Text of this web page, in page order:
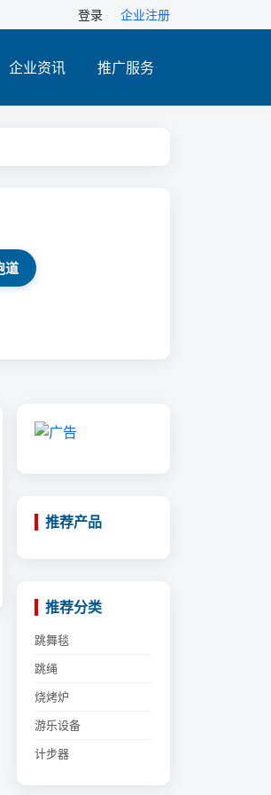
登录 企业注册
企业资讯 推广服务
道
推荐产品
推荐分类
跳舞毯
跳绳
烧烤炉
游乐设备
计步器